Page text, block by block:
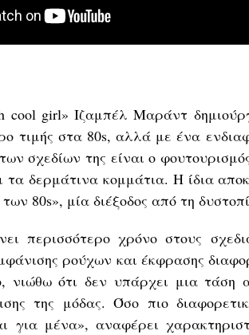
cool girl» Ιζαμπέλ Μαράντ
τιμής στα 80s, αλλά με ένα
σχεδίων της είναι ο
τα δερμάτινα κομμάτια. Η ίδια
80s», μία διέξοδος από τη
περισσότερο χρόνο στους
ρούχων και έκφρασης
νιώθω ότι δεν υπάρχει μια τάση
της μόδας. Όσο πιο
για μένα», αναφέρει